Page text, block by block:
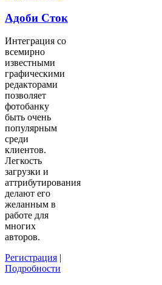
Адоби Сток
Интеграция со
всемирно
известными
графическими
редакторами
позволяет
фотобанку
быть очень
популярным
среди
клиентов.
Легкость
загрузки и
аттрибутирования
делают его
желанным в
работе для
многих
авторов.
Регистрация |
Подробности